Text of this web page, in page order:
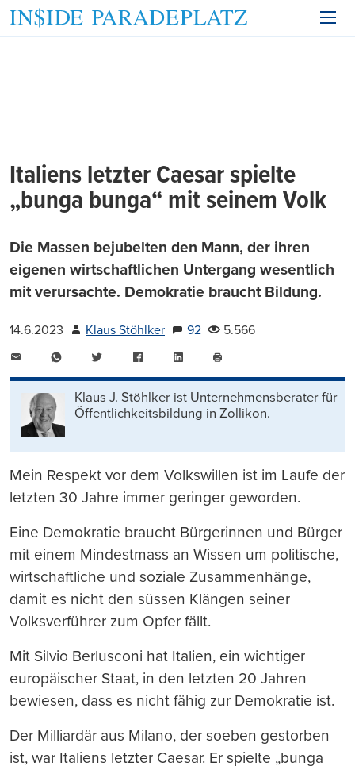
Italiens letzter Caesar spielte
„bunga bunga“ mit seinem Volk
Die Massen bejubelten den Mann, der ihren
eigenen wirtschaftlichen Untergang wesentlich
mit verursachte. Demokratie braucht Bildung.
14.6.2023 Klaus Stöhlker 92
5.566
WhatsAppTwitter FacebookLinkedIn
drucken
Klaus J. Stöhlker ist Unternehmens­berater für
Öffentlichkeits­bildung in Zollikon.
Mein Respekt vor dem Volkswillen ist im Laufe der
letzten 30 Jahre immer geringer geworden.
Eine Demokratie braucht Bürgerinnen und Bürger
mit einem Mindestmass an Wissen um politische,
wirtschaftliche und soziale Zusammenhänge,
damit es nicht den süssen Klängen seiner
Volksverführer zum Opfer fällt.
Mit Silvio Berlusconi hat Italien, ein wichtiger
europäischer Staat, in den letzten 20 Jahren
bewiesen, dass es nicht fähig zur Demokratie ist.
Der Milliardär aus Milano, der soeben gestorben
ist, war Italiens letzter Caesar. Er spielte „bunga